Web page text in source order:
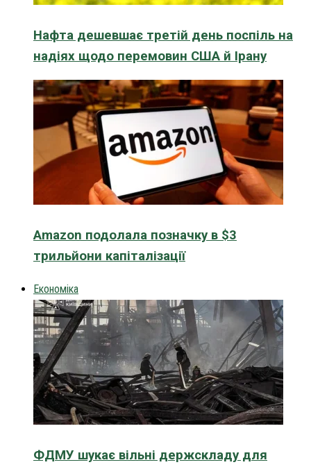
Нафта дешевшає третій день поспіль на
надіях щодо перемовин США й Ірану
Amazon подолала позначку в $3
трильйони капіталізації
Економіка
ФДМУ шукає вільні держскладу для